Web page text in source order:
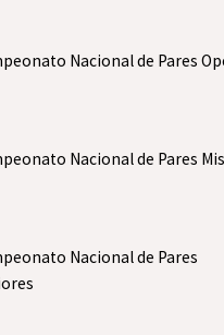
Nacional de Pares
Nacional de Pares
Nacional de Pares